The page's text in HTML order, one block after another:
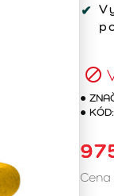
KÓD:
Cena